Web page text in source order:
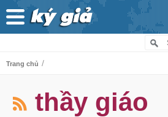
Trang chủ /
thầy giáo